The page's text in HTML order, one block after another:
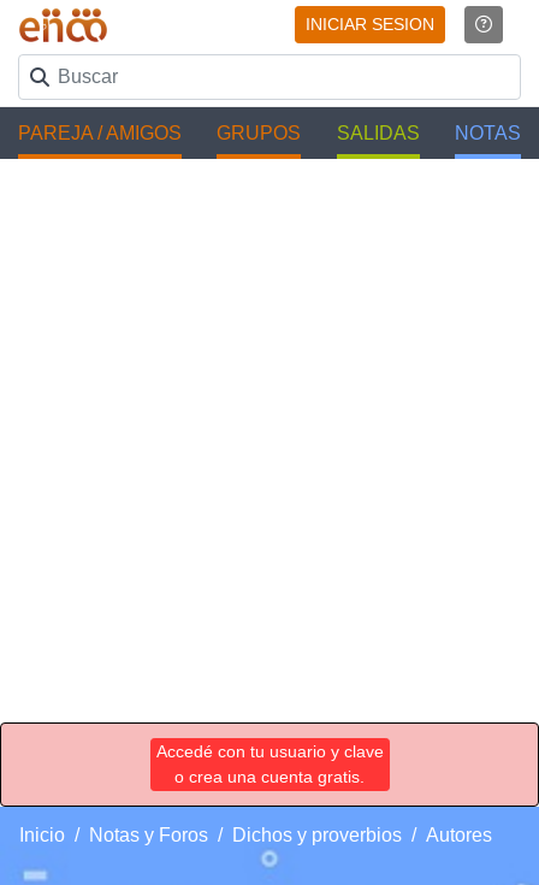
INICIAR SESION
PAREJA / AMIGOS GRUPOS SALIDAS NOTAS
Accedé con tu usuario y clave
o crea una cuenta gratis.
Inicio Notas y Foros Dichos y proverbios Autores